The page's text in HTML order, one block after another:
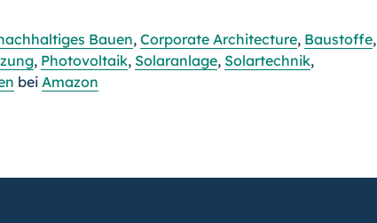
Bauen, Corporate Architecture, Baustoffe,
, Photovoltaik, Solaranlage, Solartechnik,
bei Amazon